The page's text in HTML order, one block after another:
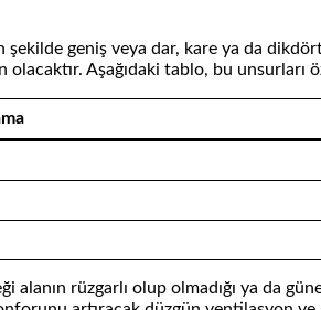
şekilde geniş veya dar, kare ya da
Aşağıdaki tablo, bu unsurları
alanın rüzgarlı olup olmadığı ya da